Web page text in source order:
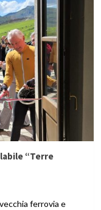
“Terre
ferrovia e